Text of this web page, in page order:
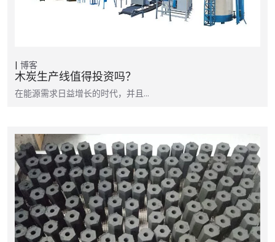
博客
木炭生产线值得投资吗？
在能源需求日益增长的时代，并且…